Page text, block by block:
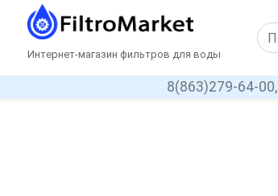
Интернет-магазин фильтров для воды
8(863)279-64-00,